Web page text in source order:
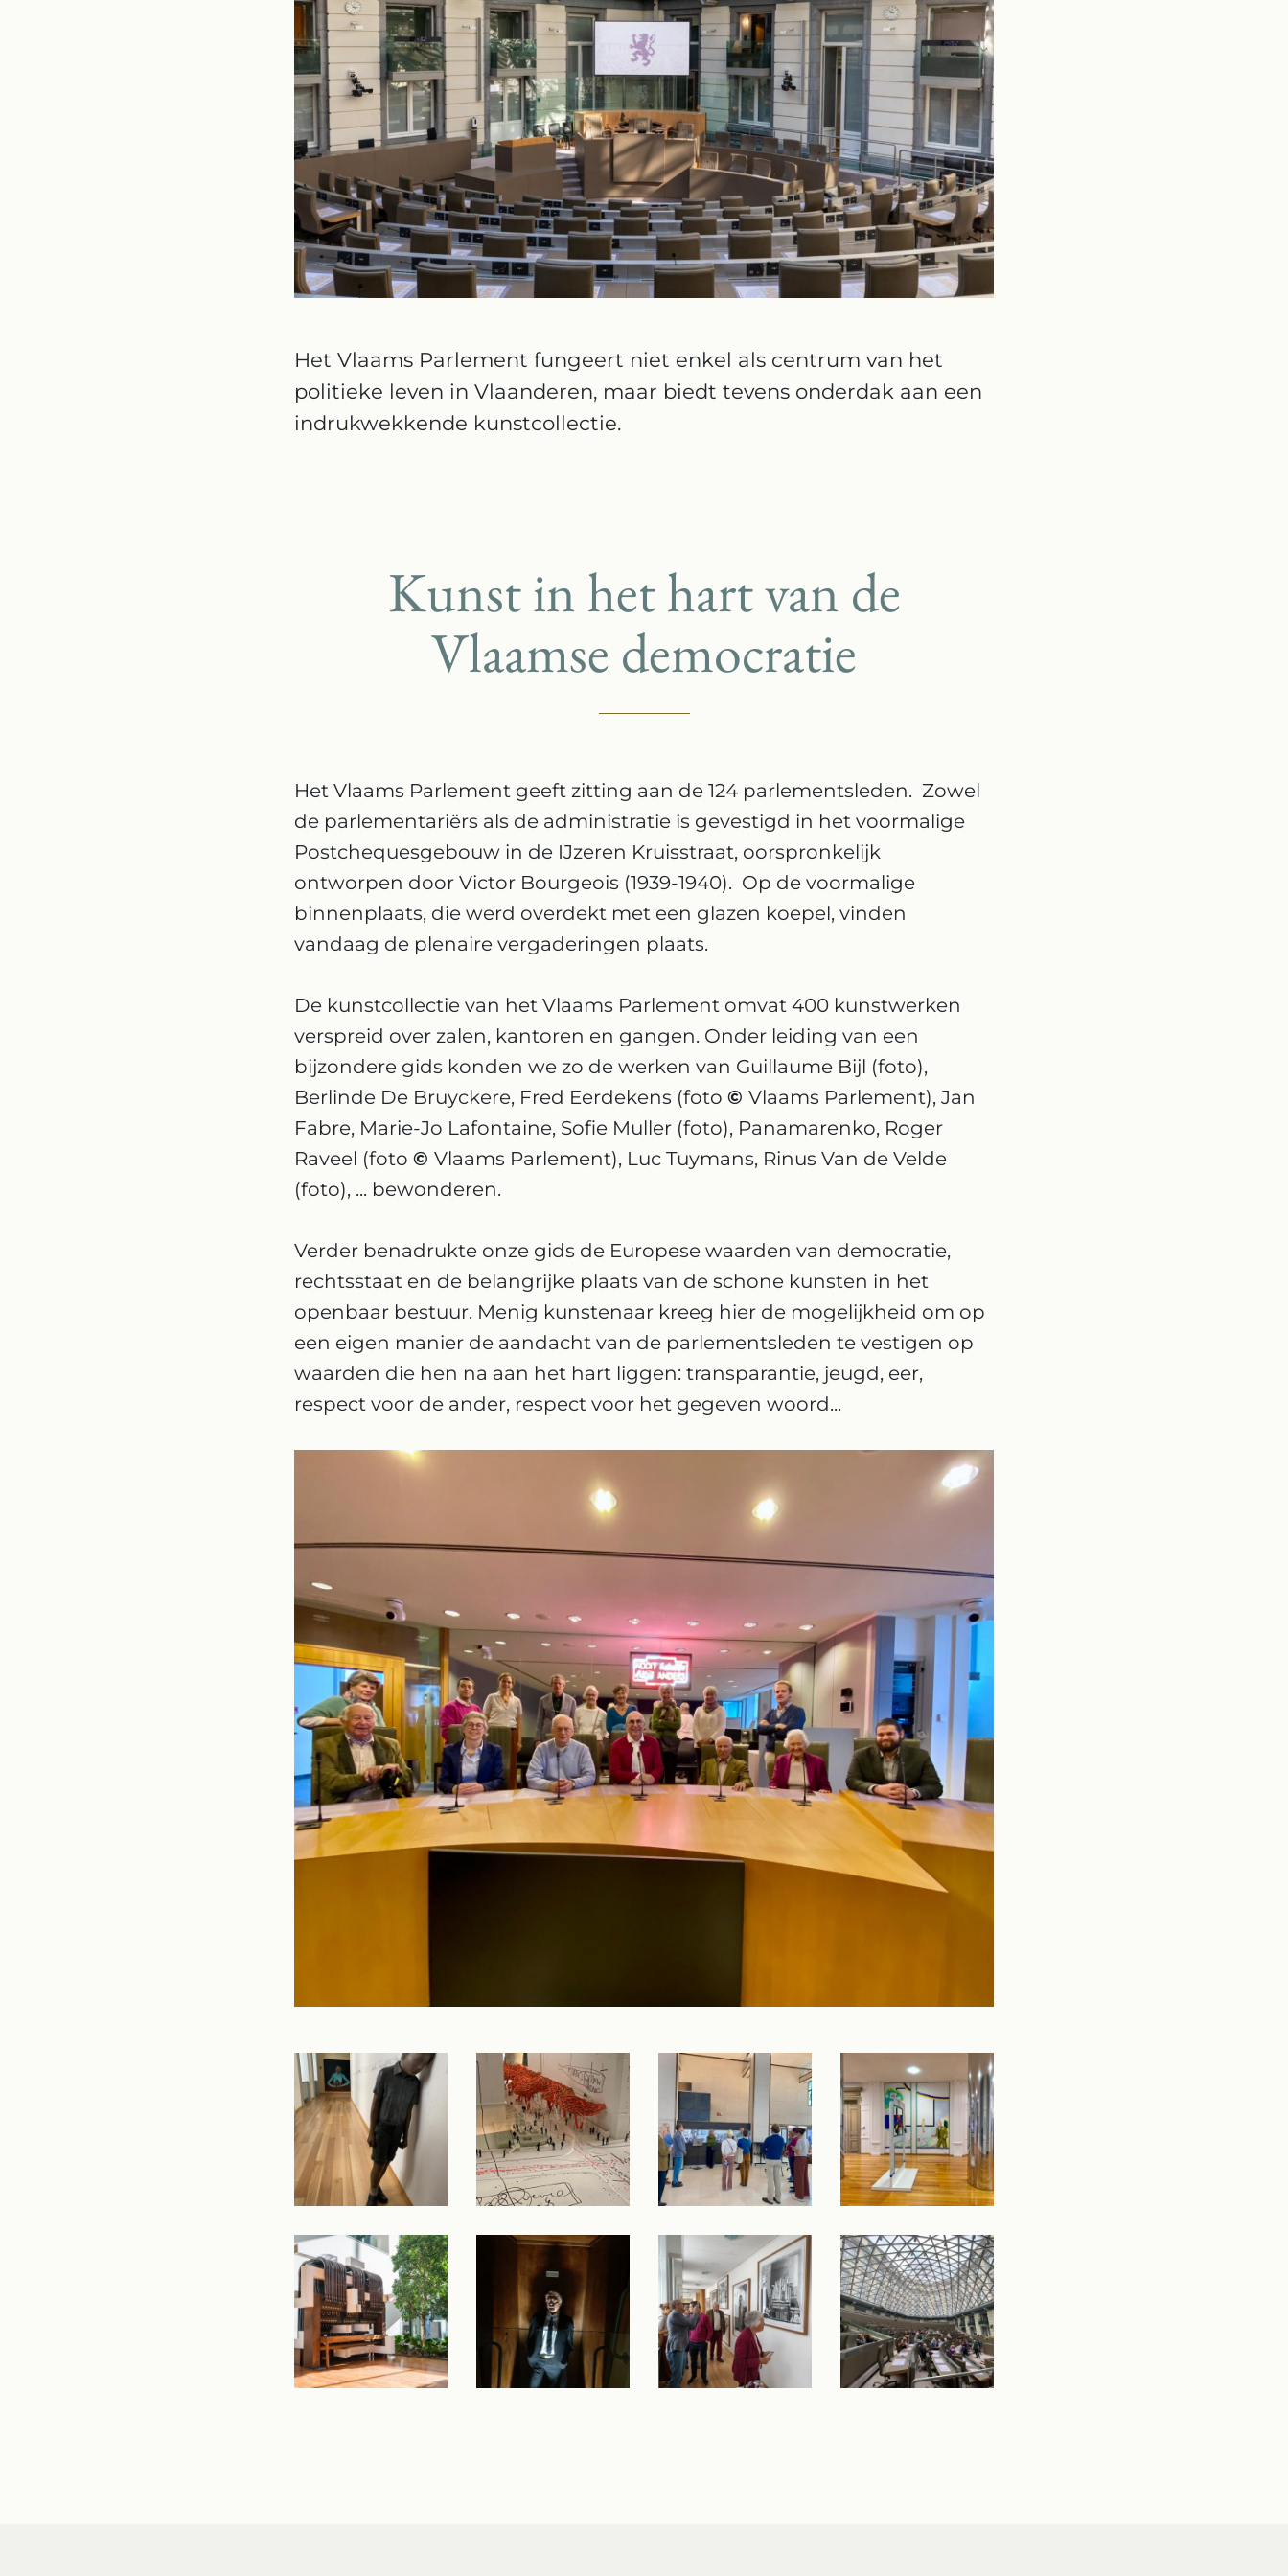
Het Vlaams Parlement fungeert niet enkel als centrum van het
politieke leven in Vlaanderen, maar biedt tevens onderdak aan een
indrukwekkende kunstcollectie.
Kunst in het hart van de
Vlaamse democratie
Het Vlaams Parlement geeft zitting aan de 124 parlementsleden. Zowel
de parlementariërs als de administratie is gevestigd in het voormalige
Postchequesgebouw in de IJzeren Kruisstraat, oorspronkelijk
ontworpen door Victor Bourgeois (1939-1940). Op de voormalige
binnenplaats, die werd overdekt met een glazen koepel, vinden
vandaag de plenaire vergaderingen plaats.
De kunstcollectie van het Vlaams Parlement omvat 400 kunstwerken
verspreid over zalen, kantoren en gangen. Onder leiding van een
bijzondere gids konden we zo de werken van Guillaume Bijl (foto),
Berlinde De Bruyckere, Fred Eerdekens (foto © Vlaams Parlement), Jan
Fabre, Marie-Jo Lafontaine, Sofie Muller (foto), Panamarenko, Roger
Raveel (foto © Vlaams Parlement), Luc Tuymans, Rinus Van de Velde
(foto), ... bewonderen.
Verder benadrukte onze gids de Europese waarden van democratie,
rechtsstaat en de belangrijke plaats van de schone kunsten in het
openbaar bestuur. Menig kunstenaar kreeg hier de mogelijkheid om op
een eigen manier de aandacht van de parlementsleden te vestigen op
waarden die hen na aan het hart liggen: transparantie, jeugd, eer,
respect voor de ander, respect voor het gegeven woord...